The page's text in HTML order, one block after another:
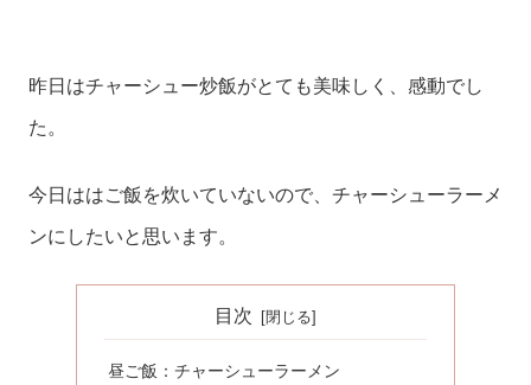
昨日はチャーシュー炒飯がとても美味しく、感動でし
た。
今日ははご飯を炊いていないので、チャーシューラーメ
ンにしたいと思います。
目次
昼ご飯：チャーシューラーメン